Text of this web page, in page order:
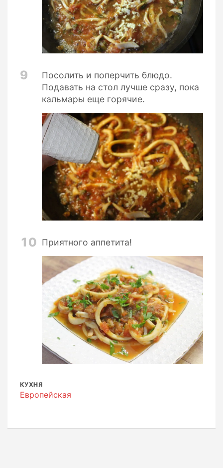
9
Посолить и поперчить блюдо.
Подавать на стол лучше сразу, пока
кальмары еще горячие.
10 Приятного аппетита!
КУХНЯ
Европейская